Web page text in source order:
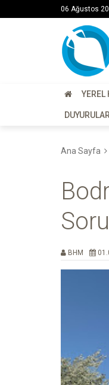
06 Ağustos
YEREL
DUYURULAR
Ana Sayfa
BHM